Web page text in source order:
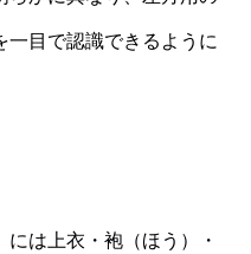
一目で認識できるように
は上衣・袍（ほう）・